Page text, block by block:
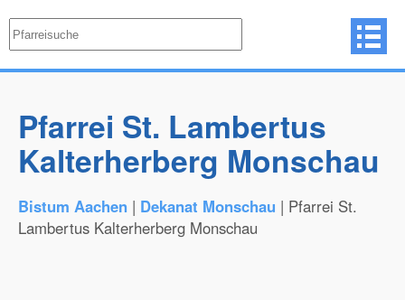
Pfarrei St. Lambertus
Kalterherberg Monschau
Bistum Aachen | Dekanat Monschau | Pfarrei St.
Lambertus Kalterherberg Monschau